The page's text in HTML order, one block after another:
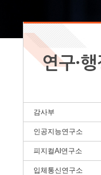
연구·행
감사부
인공지능연구소
피지컬AI연구소
입체통신연구소